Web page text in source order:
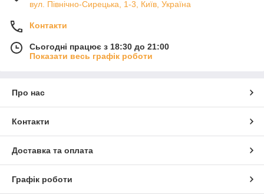
вул. Північно-Сирецька, 1-3, Київ, Україна
Контакти
Сьогодні працює з 18:30 до 21:00
Показати весь графік роботи
Про нас
Контакти
Доставка та оплата
Графік роботи